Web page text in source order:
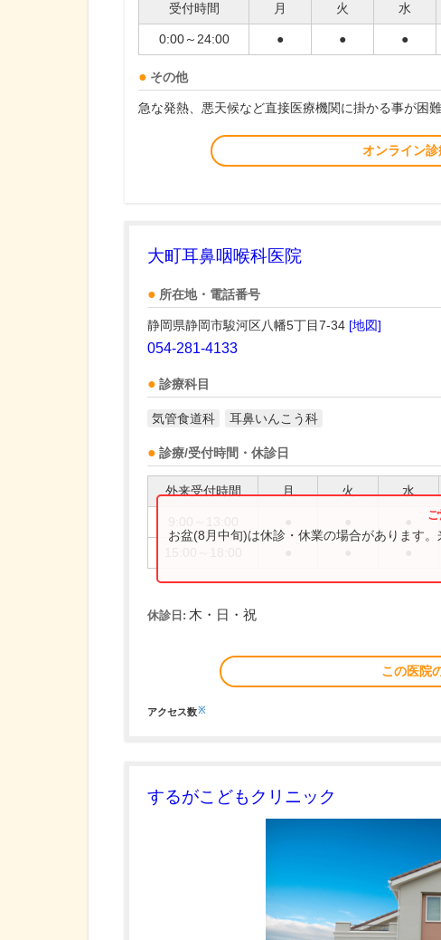
受付時間 月 火 水
0:00～24:00 ● ● ●
その他
急な発熱、悪天候など直接医療機関に掛かる事が困
オンライン
大町耳鼻咽喉科医院
所在地・電話番号
静岡県静岡市駿河区八幡5丁目7-34 [地図]
054-281-4133
診療科目
気管食道科 耳鼻いんこう科
診療/受付時間・休診日
外来受付時間 月 火 水
お盆(8月中旬)は休診・休業の場合があります
休診日: 木・日・祝
この医院
アクセス数※
するがこどもクリニック